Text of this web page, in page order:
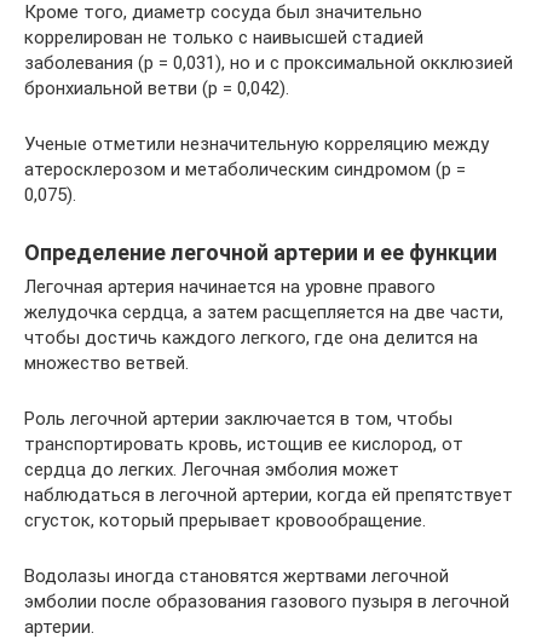
Кроме того, диаметр сосуда был значительно
коррелирован не только с наивысшей стадией
заболевания (р = 0,031), но и с проксимальной окклюзией
бронхиальной ветви (р = 0,042).
Ученые отметили незначительную корреляцию между
атеросклерозом и метаболическим синдромом (p =
0,075).
Определение легочной артерии и ее функции
Легочная артерия начинается на уровне правого
желудочка сердца, а затем расщепляется на две части,
чтобы достичь каждого легкого, где она делится на
множество ветвей.
Роль легочной артерии заключается в том, чтобы
транспортировать кровь, истощив ее кислород, от
сердца до легких. Легочная эмболия может
наблюдаться в легочной артерии, когда ей препятствует
сгусток, который прерывает кровообращение.
Водолазы иногда становятся жертвами легочной
эмболии после образования газового пузыря в легочной
артерии.